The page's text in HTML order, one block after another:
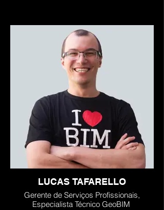
LUCAS TAFARELLO
Gerente de Serviços Profissionais,
Especialista Técnico GeoBIM